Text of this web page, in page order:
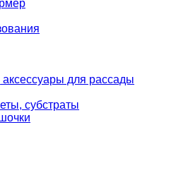
для рассады
субстраты